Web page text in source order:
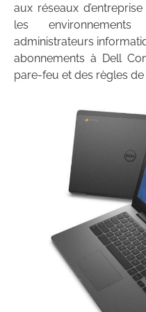
aux réseaux
les
administrateurs
abonnements à Dell
pare-feu et des règles de